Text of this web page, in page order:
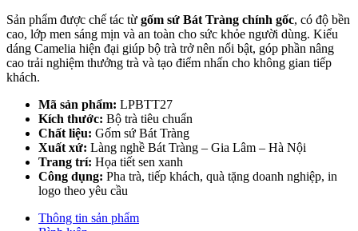
Sản phẩm được chế tác từ gốm sứ Bát Tràng chính gốc, có độ bền
cao, lớp men sáng mịn và an toàn cho sức khỏe người dùng. Kiểu
dáng Camelia hiện đại giúp bộ trà trở nên nổi bật, góp phần nâng
cao trải nghiệm thưởng trà và tạo điểm nhấn cho không gian tiếp
khách.
Mã sản phẩm: LPBTT27
Kích thước: Bộ trà tiêu chuẩn
Chất liệu: Gốm sứ Bát Tràng
Xuất xứ: Làng nghề Bát Tràng – Gia Lâm – Hà Nội
Trang trí: Họa tiết sen xanh
Công dụng: Pha trà, tiếp khách, quà tặng doanh nghiệp, in
logo theo yêu cầu
Thông tin sản phẩm